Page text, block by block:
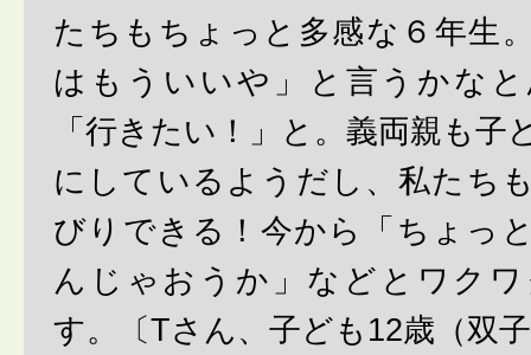
たちもちょっと多感な６年生
はもういいや」と言うかな
「行きたい！」と。義両親も子
にしているようだし、私たち
びりできる！今から「ちょっ
んじゃおうか」などとワク
す。〔Tさん、子ども12歳（双